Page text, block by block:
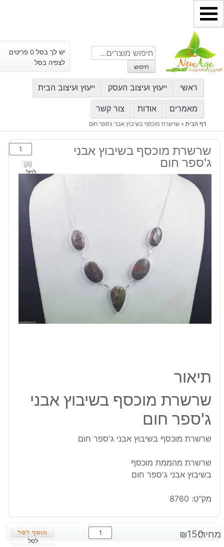
דילוג
לתוכן
חיפוש
עבור:
חיפוש
יש לך בסל 0 פריטים
לצפיה בסל
ראשי ייעוץ ועיצוב העסק ייעוץ ועיצוב הבית
מאמרים אודות צור קשר
דף הבית» שרשרת מוכסף בשיבוץ אבני ג'ספר חום
שרשרת מוכסף בשיבוץ אבני
ג'ספר חום
כמות
של
שרשרת
בשיבוץ
אבני
ג'ספר
חום
לסל
תיאור
שרשרת מוכסף בשיבוץ אבני
ג'ספר חום
שרשרת מוכסף בשיבוץ אבני ג'ספר חום
שרשרת מהממת מוכסף
בשיבוץ אבני ג'ספר חום
מק"ט: 8760
מחיר: ₪150
כמות
של
לסל